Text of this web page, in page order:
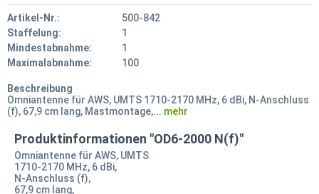
Artikel-Nr.:
500-842
Staffelung:
1
Mindestabnahme:
1
Maximalabnahme:
100
Beschreibung
Omniantenne für AWS, UMTS 1710-2170 MHz, 6 dBi, N-Anschluss
(f), 67,9 cm lang, Mastmontage,... mehr
Produktinformationen "OD6-2000 N(f)"
Omniantenne für AWS, UMTS
1710-2170 MHz, 6 dBi,
N-Anschluss (f),
67,9 cm lang,